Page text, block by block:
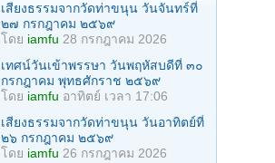
เสียงธรรมจากวัดท่าขนุน วันจันทร์ที่
๒๗ กรกฎาคม ๒๕๖๙
โดย iamfu 28 กรกฎาคม 2026
เทศน์วันเข้าพรรษา วันพฤหัสบดีที่ ๓๐
กรกฎาคม พุทธศักราช ๒๕๖๙
โดย iamfu อาทิตย์ เวลา 17:06
เสียงธรรมจากวัดท่าขนุน วันอาทิตย์ที่
๒๖ กรกฎาคม ๒๕๖๙
โดย iamfu 26 กรกฎาคม 2026